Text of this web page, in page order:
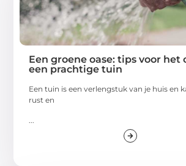
Een groene oase: tips voor het
een prachtige tuin
Een tuin is een verlengstuk van je huis en
rust en